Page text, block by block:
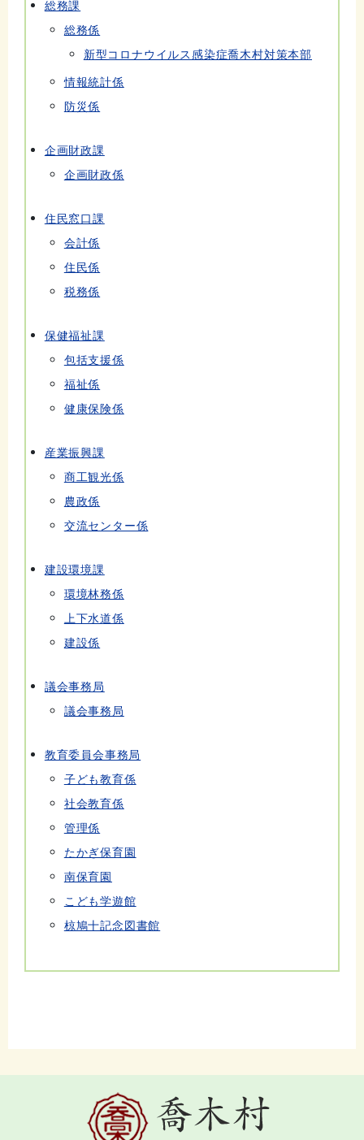
総務課
総務係
新型コロナウイルス感染症喬木村対策本部
情報統計係
防災係
企画財政課
企画財政係
住民窓口課
会計係
住民係
税務係
保健福祉課
包括支援係
福祉係
健康保険係
産業振興課
商工観光係
農政係
交流センター係
建設環境課
環境林務係
上下水道係
建設係
議会事務局
議会事務局
教育委員会事務局
子ども教育係
社会教育係
管理係
たかぎ保育園
南保育園
こども学遊館
椋鳩十記念図書館